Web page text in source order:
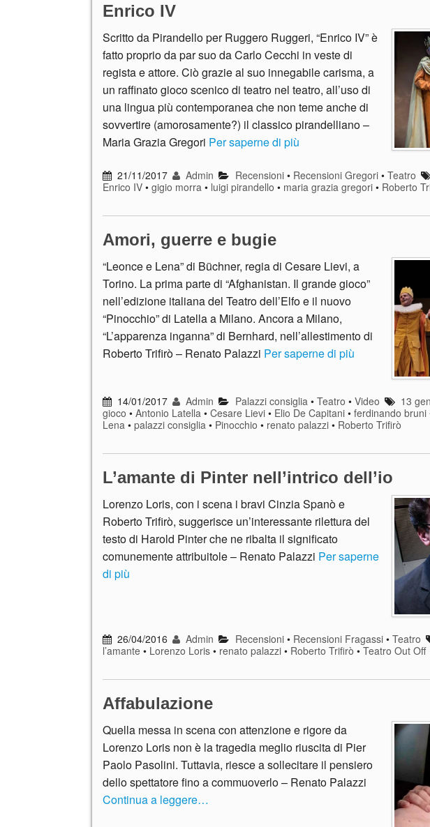
Enrico IV
Scritto da Pirandello per Ruggero Ruggeri, “Enrico IV” è
fatto proprio da par suo da Carlo Cecchi in veste di
regista e attore. Ciò grazie al suo innegabile carisma, a
un raffinato gioco scenico di teatro nel teatro, all’uso di
una lingua più contemporanea che non teme anche di
sovvertire (amorosamente?) il classico pirandelliano –
Maria Grazia Gregori Per saperne di più
21/11/2017 Admin Recensioni• Recensioni Gregori• Teatro
Enrico IV • gigio morra • luigi pirandello • maria grazia gregori • Roberto
Amori, guerre e bugie
“Leonce e Lena” di Büchner, regia di Cesare Lievi, a
Torino. La prima parte di “Afghanistan. Il grande gioco”
nell’edizione italiana del Teatro dell’Elfo e il nuovo
“Pinocchio” di Latella a Milano. Ancora a Milano,
“L’apparenza inganna” di Bernhard, nell’allestimento di
Roberto Trifirò – Renato Palazzi Per saperne di più
14/01/2017 Admin Palazzi consiglia• Teatro • Video 13
gioco • Antonio Latella • Cesare Lievi • Elio De Capitani • ferdinando bruni
Lena • palazzi consiglia • Pinocchio • renato palazzi • Roberto Trifirò
L’amante di Pinter nell’intrico dell’io
Lorenzo Loris, con i scena i bravi Cinzia Spanò e
Roberto Trifirò, suggerisce un’interessante rilettura del
testo di Harold Pinter che ne ribalta il significato
comunemente attribuitole – Renato Palazzi Per saperne
di più
26/04/2016 Admin Recensioni• Recensioni Fragassi• Teatro
l’amante • Lorenzo Loris • renato palazzi • Roberto Trifirò • Teatro Out Off
Affabulazione
Quella messa in scena con attenzione e rigore da
Lorenzo Loris non è la tragedia meglio riuscita di Pier
Paolo Pasolini. Tuttavia, riesce a sollecitare il pensiero
dello spettatore fino a commuoverlo – Renato Palazzi
Continua a leggere…